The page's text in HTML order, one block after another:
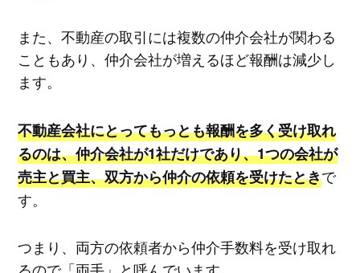
また、不動産の取引には複数の仲介会社が関わる
こともあり、仲介会社が増えるほど報酬は減少し
ます。
不動産会社にとってもっとも報酬を多く受け取れ
るのは、仲介会社が1社だけであり、1つの会社が
売主と買主、双方から仲介の依頼を受けたときで
す。
つまり、両方の依頼者から仲介手数料を受け取れ